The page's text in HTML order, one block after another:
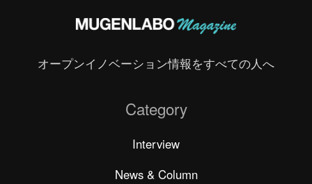
オープンイノベーション情報をすべての人へ
Category
Interview
News & Column